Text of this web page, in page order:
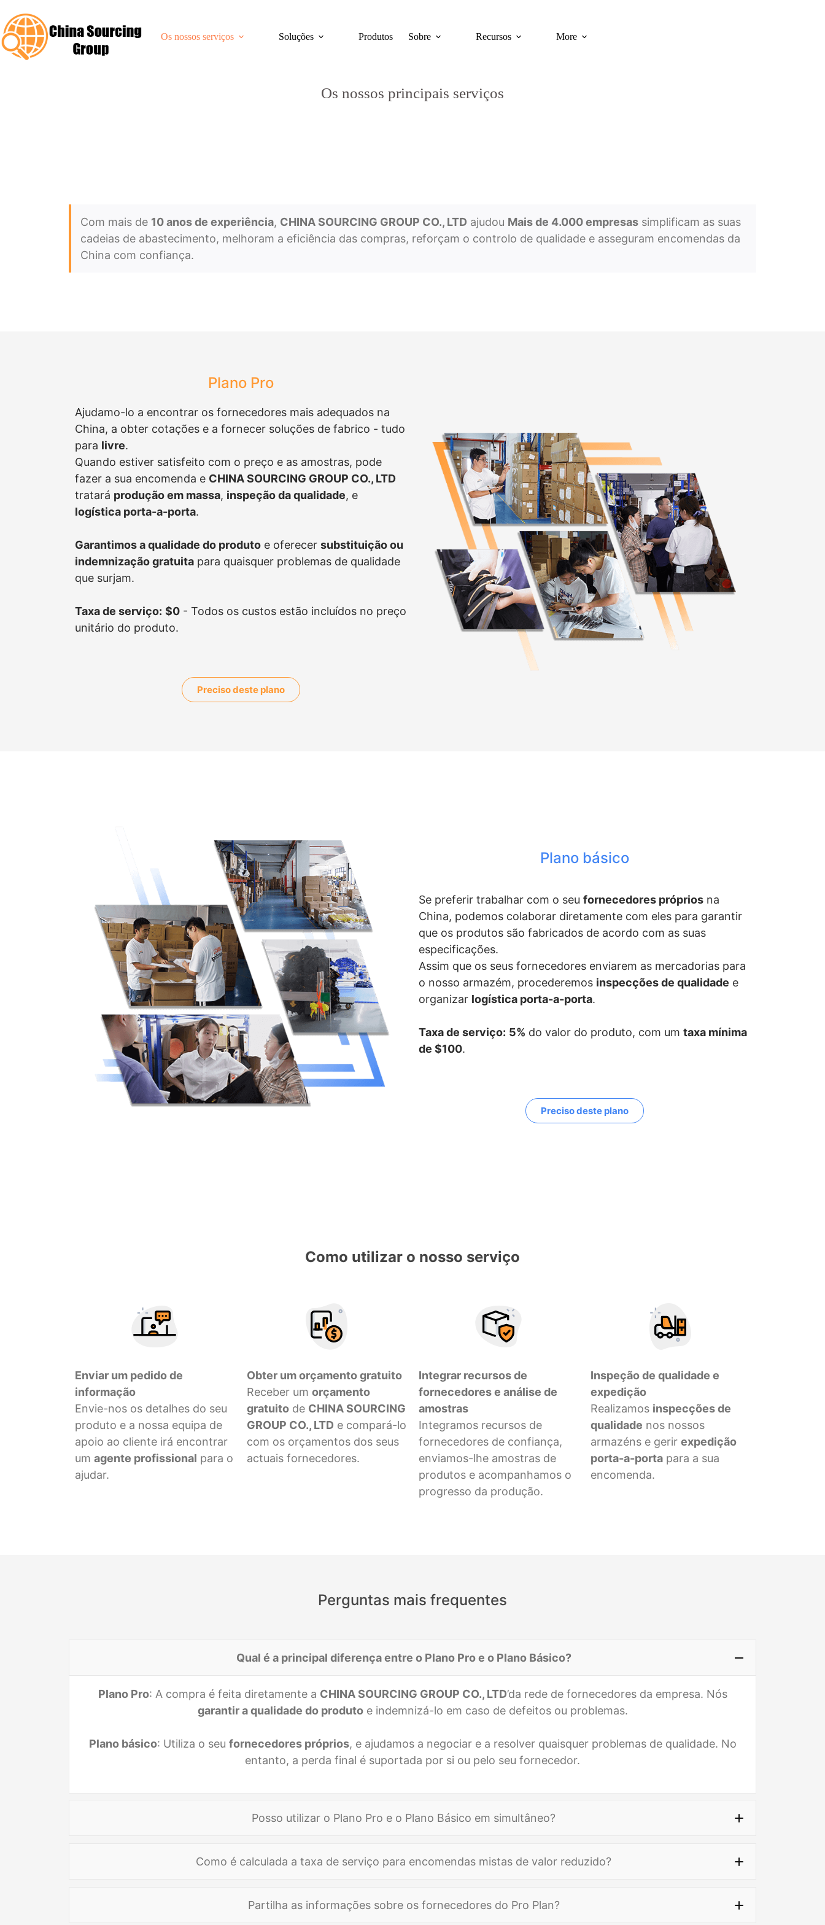
para
conteúdo
Os nossos serviços Soluções Produtos Sobre Recursos More
Aprovisionamento e compras
Os nossos principais serviços
Com mais de 10 anos de experiência, CHINA SOURCING GROUP CO., LTD ajudou Mais de 4.000 empresas simplificam as suas
cadeias de abastecimento, melhoram a eficiência das compras, reforçam o controlo de qualidade e asseguram encomendas da
China com confiança.
Plano Pro
Ajudamo-lo a encontrar os fornecedores mais adequados na
China, a obter cotações e a fornecer soluções de fabrico - tudo
para livre.
Quando estiver satisfeito com o preço e as amostras, pode
fazer a sua encomenda e CHINA SOURCING GROUP CO., LTD
tratará produção em massa, inspeção da qualidade, e
logística porta-a-porta.
Garantimos a qualidade do produto e oferecer substituição ou
indemnização gratuita para quaisquer problemas de qualidade
que surjam.
Taxa de serviço: $0 - Todos os custos estão incluídos no preço
unitário do produto.
Preciso deste plano
Plano básico
Se preferir trabalhar com o seu fornecedores próprios na
China, podemos colaborar diretamente com eles para garantir
que os produtos são fabricados de acordo com as suas
especificações.
Assim que os seus fornecedores enviarem as mercadorias para
o nosso armazém, procederemos inspecções de qualidade e
organizar logística porta-a-porta.
Taxa de serviço: 5% do valor do produto, com um taxa mínima
de $100.
Preciso deste plano
Como utilizar o nosso serviço
Enviar um pedido de
informação
Envie-nos os detalhes do seu
produto e a nossa equipa de
apoio ao cliente irá encontrar
um agente profissional para o
ajudar.
Obter um orçamento gratuito
Receber um orçamento
gratuito de CHINA SOURCING
GROUP CO., LTD e compará-lo
com os orçamentos dos seus
actuais fornecedores.
Integrar recursos de
fornecedores e análise de
amostras
Integramos recursos de
fornecedores de confiança,
enviamos-lhe amostras de
produtos e acompanhamos o
progresso da produção.
Inspeção de qualidade e
expedição
Realizamos inspecções de
qualidade nos nossos
armazéns e gerir expedição
porta-a-porta para a sua
encomenda.
Perguntas mais frequentes
Qual é a principal diferença entre o Plano Pro e o Plano Básico?
Plano Pro: A compra é feita diretamente a CHINA SOURCING GROUP CO., LTD’da rede de fornecedores da empresa. Nós
garantir a qualidade do produtoe indemnizá-lo em caso de defeitos ou problemas.
Plano básico: Utiliza o seu fornecedores próprios, e ajudamos a negociar e a resolver quaisquer problemas de qualidade. No
entanto, a perda final é suportada por si ou pelo seu fornecedor.
Posso utilizar o Plano Pro e o Plano Básico em simultâneo?
Encomenda do plano de base
Como é calculada a taxa de serviço para encomendas mistas de valor reduzido?
Plano básico
Partilha as informações sobre os fornecedores do Pro Plan?